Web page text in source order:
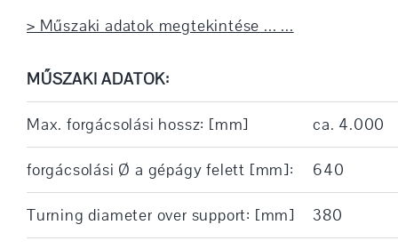
> Műszaki adatok megtekintése ... ...
MŰSZAKI ADATOK:
Max. forgácsolási hossz: [mm] ca. 4.000
forgácsolási Ø a gépágy felett [mm]: 640
Turning diameter over support: [mm] 380